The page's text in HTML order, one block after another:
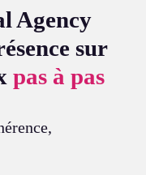
Agency
sur
pas à pas